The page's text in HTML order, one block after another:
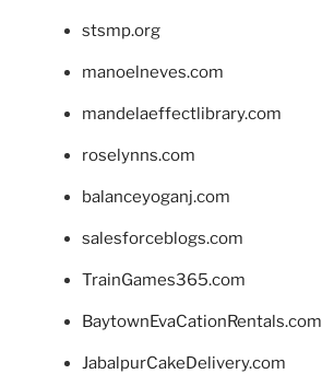
stsmp.org
manoelneves.com
mandelaeffectlibrary.com
roselynns.com
balanceyoganj.com
salesforceblogs.com
TrainGames365.com
BaytownEvaCationRentals.com
JabalpurCakeDelivery.com